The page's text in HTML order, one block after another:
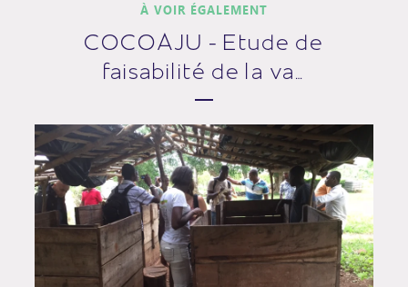
À VOIR ÉGALEMENT
COCOAJU - Etude de
faisabilité de la va…